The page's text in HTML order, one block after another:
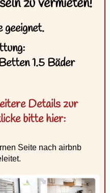
zu vermieten!
1.5 Bäder
Details zur
bitte hier:
Seite nach airbnb